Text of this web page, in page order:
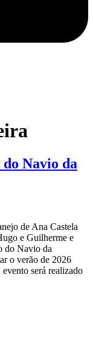
Navio da
de Ana Castela
e Guilherme e
do Navio da
o verão de 2026
será realizado